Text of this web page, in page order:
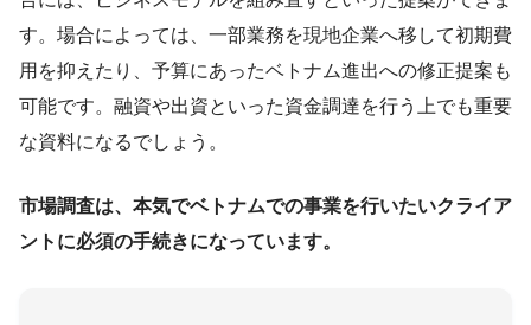
す。場合によっては、一部業務を現地企業へ移して初期費
用を抑えたり、予算にあったベトナム進出への修正提案も
可能です。融資や出資といった資金調達を行う上でも重要
な資料になるでしょう。
市場調査は、本気でベトナムでの事業を行いたいクライア
ントに必須の手続きになっています。